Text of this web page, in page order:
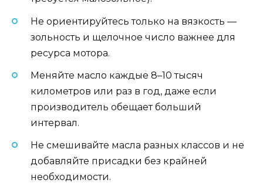
Не ориентируйтесь только на вязкость —
зольность и щелочное число важнее для
ресурса мотора.
Меняйте масло каждые 8–10 тысяч
километров или раз в год, даже если
производитель обещает больший
интервал.
Не смешивайте масла разных классов и не
добавляйте присадки без крайней
необходимости.